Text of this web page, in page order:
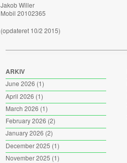
Jakob Willer
Mobil 20102365
(opdateret 10/2 2015)
ARKIV
June 2026 (1)
April 2026 (1)
March 2026 (1)
February 2026 (2)
January 2026 (2)
December 2025 (1)
November 2025 (1)